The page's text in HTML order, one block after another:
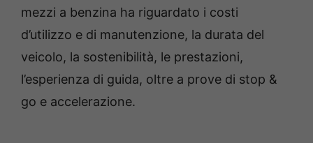
mezzi a benzina ha riguardato i costi
d’utilizzo e di manutenzione, la durata del
veicolo, la sostenibilità, le prestazioni,
l’esperienza di guida, oltre a prove di stop &
go e accelerazione.